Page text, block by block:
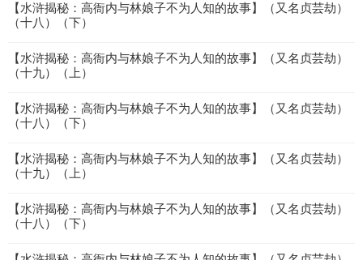
【水浒揭秘：高衙内与林娘子不为人知的故事】（又名贞芸劫）
（十八）（下）
【水浒揭秘：高衙内与林娘子不为人知的故事】（又名贞芸劫）
（十九）（上）
【水浒揭秘：高衙内与林娘子不为人知的故事】（又名贞芸劫）
（十八）（下）
【水浒揭秘：高衙内与林娘子不为人知的故事】（又名贞芸劫）
（十九）（上）
【水浒揭秘：高衙内与林娘子不为人知的故事】（又名贞芸劫）
（十八）（下）